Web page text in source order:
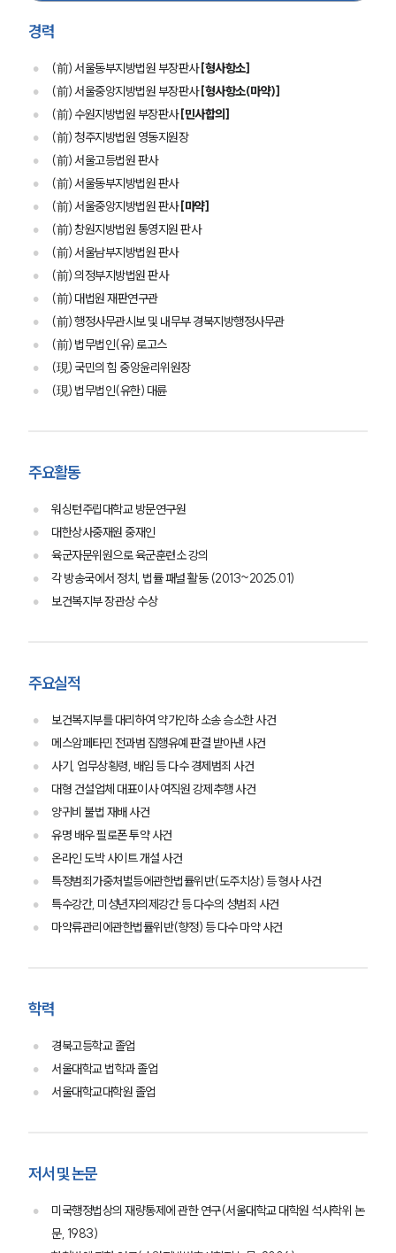
팀소개
법률정보
법률지식인
경력
(前) 서울동부지방법원 부장판사[형사항소]
(前) 서울중앙지방법원 부장판사[형사항소(마약)]
(前) 수원지방법원 부장판사[민사합의]
(前) 청주지방법원 영동지원장
(前) 서울고등법원 판사
(前) 서울동부지방법원 판사
(前) 서울중앙지방법원 판사[마약]
(前) 창원지방법원 통영지원 판사
(前) 서울남부지방법원 판사
(前) 의정부지방법원 판사
(前) 대법원 재판연구관
(前) 행정사무관시보 및 내무부 경북지방행정사무관
(前) 법무법인(유) 로고스
(現) 국민의 힘 중앙윤리위원장
(現) 법무법인(유한) 대륜
주요활동
워싱턴주립대학교 방문연구원
대한상사중재원 중재인
육군자문위원으로 육군훈련소 강의
각 방송국에서 정치, 법률 패널 활동 (2013~2025.01)
보건복지부 장관상 수상
주요실적
보건복지부를 대리하여 약가인하 소송 승소한 사건
메스암페타민 전과범 집행유예 판결 받아낸 사건
사기, 업무상횡령, 배임 등 다수 경제범죄 사건
대형 건설업체 대표이사 여직원 강제추행 사건
양귀비 불법 재배 사건
유명 배우 필로폰 투약 사건
온라인 도박 사이트 개설 사건
특정범죄가중처벌등에관한법률위반(도주치상) 등 형사 사건
특수강간, 미성년자의제강간 등 다수의 성범죄 사건
마약류관리에관한법률위반(향정) 등 다수 마약 사건
학력
경북고등학교 졸업
서울대학교 법학과 졸업
서울대학교대학원 졸업
저서 및 논문
미국행정법상의 재량통제에 관한 연구(서울대학교 대학원 석사학위 논
문, 1983)